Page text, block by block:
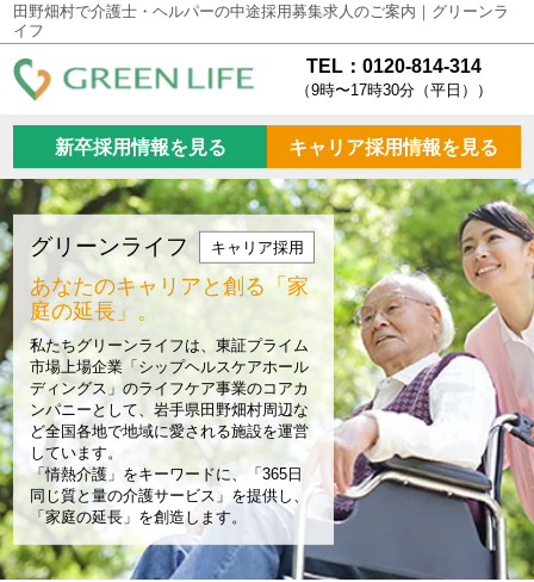
田野畑村で介護士・ヘルパーの中途採用募集求人のご案内｜グリーンラ
イフ
TEL：0120-814-314
（9時〜17時30分（平日））
新卒採用情報を見る キャリア採用情報を見る
グリーンライフ キャリア採用
あなたのキャリアと創る「家
庭の延長」。
私たちグリーンライフは、東証プライム
市場上場企業「シップヘルスケアホール
ディングス」のライフケア事業のコアカ
ンパニーとして、岩手県田野畑村周辺な
ど全国各地で地域に愛される施設を運営
しています。
「情熱介護」をキーワードに、「365日
同じ質と量の介護サービス」を提供し、
「家庭の延長」を創造します。